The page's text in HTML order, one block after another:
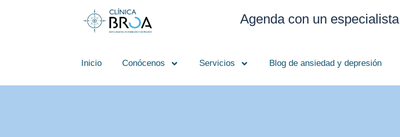
Agenda con un especialista
Inicio Conócenos Servicios Blog de ansiedad y depresión